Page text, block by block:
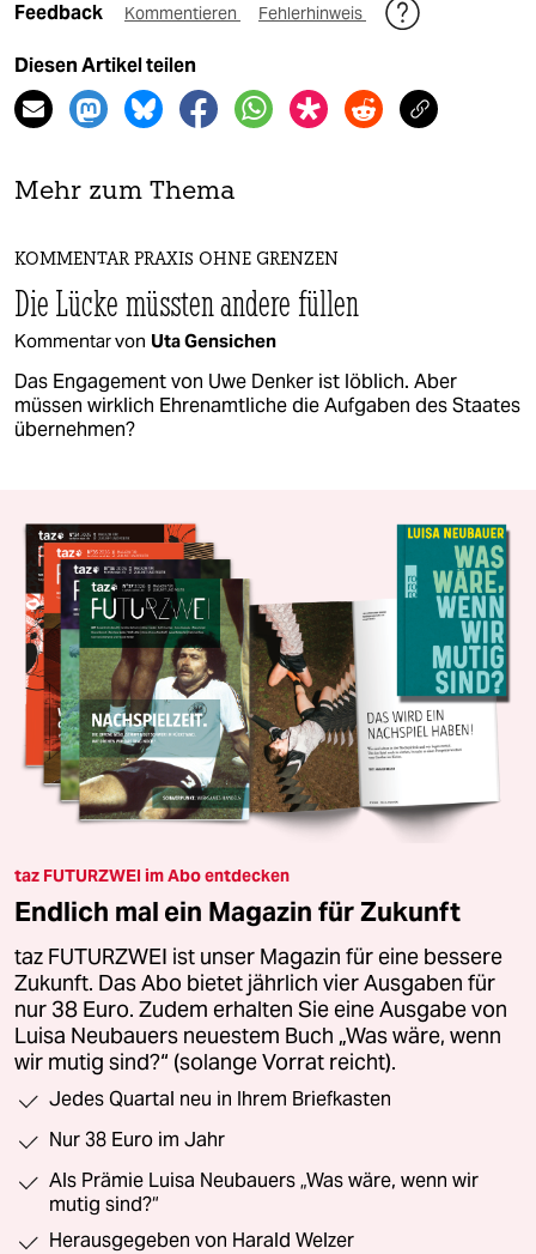
Feedback Kommentieren Fehlerhinweis
Diesen Artikel teilen
Mehr zum Thema
KOMMENTAR PRAXIS OHNE GRENZEN
Die Lücke müssten andere füllen
Kommentar von Uta Gensichen
Das Engagement von Uwe Denker ist löblich. Aber
müssen wirklich Ehrenamtliche die Aufgaben des Staates
übernehmen?
taz FUTURZWEI im Abo entdecken
Endlich mal ein Magazin für Zukunft
taz FUTURZWEI ist unser Magazin für eine bessere
Zukunft. Das Abo bietet jährlich vier Ausgaben für
nur 38 Euro. Zudem erhalten Sie eine Ausgabe von
Luisa Neubauers neuestem Buch „Was wäre, wenn
wir mutig sind?“ (solange Vorrat reicht).
Jedes Quartal neu in Ihrem Briefkasten
Nur 38 Euro im Jahr
Als Prämie Luisa Neubauers „Was wäre, wenn wir
mutig sind?“
Herausgegeben von Harald Welzer